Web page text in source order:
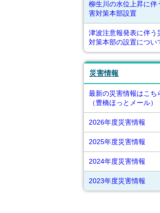
柳生川の水位上昇に伴
害対策本部設置
津波注意報発表に伴う
対策本部の設置につい
災害情報
最新の災害情報はこち
（豊橋ほっとメール）
2026年度災害情報
2025年度災害情報
2024年度災害情報
2023年度災害情報